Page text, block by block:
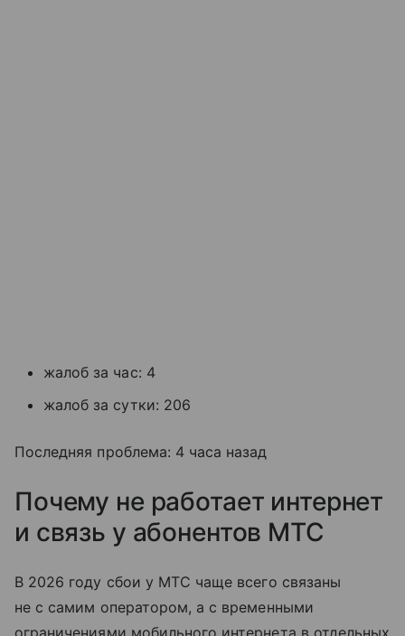
жалоб за час: 4
жалоб за сутки: 206
Последняя проблема: 4 часа назад
Почему не работает интернет
и связь у абонентов МТС
В 2026 году сбои у МТС чаще всего связаны
не с самим оператором, а с временными